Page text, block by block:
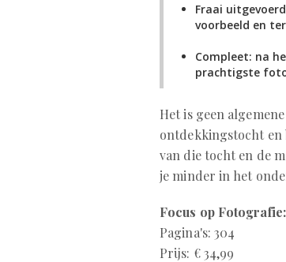
Fraai
voorbeeld en
Compleet: na
prachtigste
Het is geen
ontdekkingstocht en
van die tocht en de
je minder in het
Focus op
Pagina's: 304
Prijs: € 34,99